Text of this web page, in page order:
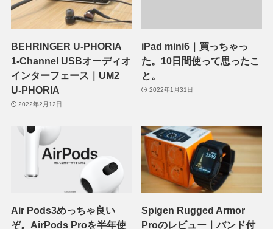
BEHRINGER U-PHORIA
1-Channel USBオーディオ
インターフェース｜UM2
U-PHORIA
2022年2月12日
iPad mini6｜買っちゃっ
た。10日間使って思ったこ
と。
2022年1月31日
Air Pods3めっちゃ良い
ぞ。AirPods Proを半年使
Spigen Rugged Armor
Proのレビュー｜バンド付